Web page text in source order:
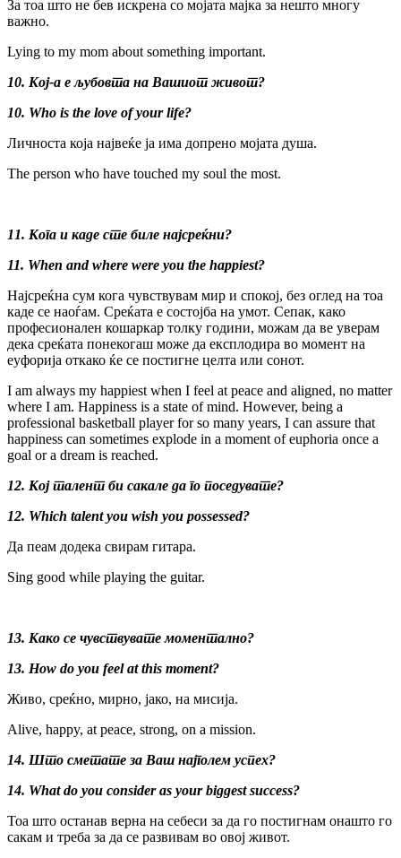
За тоа што не бев искрена со мојата мајка за нешто многу
важно.
Lying to my mom about something important.
10. Кој-а е љубовта на Вашиот живот?
10. Who is the love of your life?
Личноста која највеќе ја има допрено мојата душа.
The person who have touched my soul the most.
11. Кога и каде сте биле најсреќни?
11. When and where were you the happiest?
Најсреќна сум кога чувствувам мир и спокој, без оглед на тоа
каде се наоѓам. Среќата е состојба на умот. Сепак, како
професионален кошаркар толку години, можам да ве уверам
дека среќата понекогаш може да експлодира во момент на
еуфорија откако ќе се постигне целта или сонот.
I am always my happiest when I feel at peace and aligned, no matter
where I am. Happiness is a state of mind. However, being a
professional basketball player for so many years, I can assure that
happiness can sometimes explode in a moment of euphoria once a
goal or a dream is reached.
12. Кој талент би сакале да го поседувате?
12. Which talent you wish you possessed?
Да пеам додека свирам гитара.
Sing good while playing the guitar.
13. Како се чувствувате моментално?
13. How do you feel at this moment?
Живо, среќно, мирно, јако, на мисија.
Alive, happy, at peace, strong, on a mission.
14. Што сметате за Ваш најголем успех?
14. What do you consider as your biggest success?
Тоа што останав верна на себеси за да го постигнам онашто го
сакам и треба за да се развивам во овој живот.